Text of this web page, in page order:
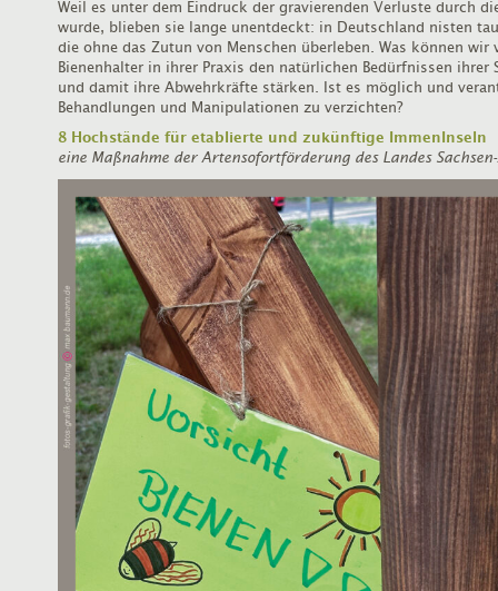
Weil es unter dem Eindruck der gravierenden Verluste durch
wurde, blieben sie lange unentdeckt: in Deutschland nisten
die ohne das Zutun von Menschen überleben. Was können wir
Bienenhalter in ihrer Praxis den natürlichen Bedürfnissen ihrer
und damit ihre Abwehrkräfte stärken. Ist es möglich und
Behandlungen und Manipulationen zu verzichten?
8 Hochstände für etablierte und zukünftige ImmenInseln
eine Maßnahme der Artensofortförderung des Landes